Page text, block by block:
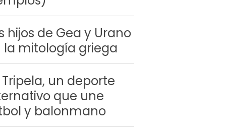
hijos de Gea y Urano
la mitología griega
Tripela, un deporte
que une
y balonmano